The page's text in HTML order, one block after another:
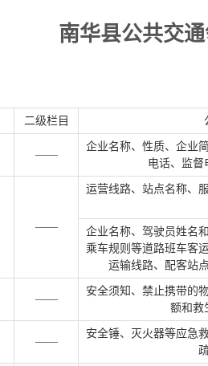
南华县公共交
二级栏目
——
企业名称、性质、企业
电话、监督
——
运营线路、站点名称、
企业名称、驾驶员姓名
乘车规则等道路班车客
运输线路、配客站
——
安全须知、禁止携带的
额和救
——
安全锤、灭火器等应急